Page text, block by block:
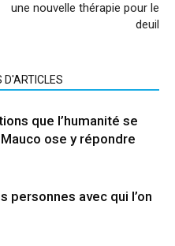
une nouvelle thérapie pour le
deuil
D'ARTICLES
que l’humanité se
ose y répondre
personnes avec qui l’on